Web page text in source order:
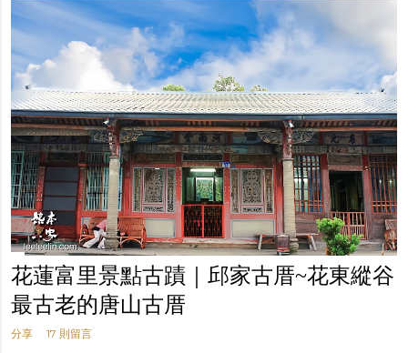
花蓮富里景點古蹟｜邱家古厝~花東縱谷
最古老的唐山古厝
分享 17 則留言